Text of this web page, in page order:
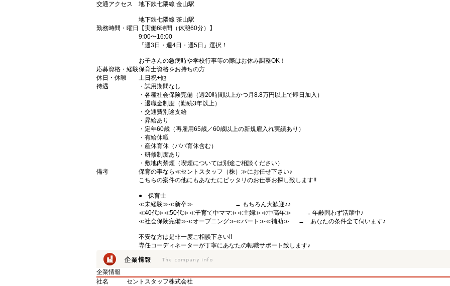
交通アクセス
地下鉄七隈線 金山駅
地下鉄七隈線 茶山駅
勤務時間・曜日
【実働6時間（休憩60分）】
9:00〜16:00
『週3日・週4日・週5日』選択！
お子さんの急病時や学校行事等の際はお休み調整OK！
応募資格・経験保育士資格をお持ちの方
休日・休暇
土日祝+他
待遇
・試用期間なし
・各種社会保険完備（週20時間以上かつ月8.8万円以上で即日加入）
・退職金制度（勤続3年以上）
・交通費別途支給
・昇給あり
・定年60歳（再雇用65歳／60歳以上の新規雇入れ実績あり）
・有給休暇
・産休育休（パパ育休含む）
・研修制度あり
・敷地内禁煙（喫煙については別途ご相談ください）
備考
保育の事なら≪セントスタッフ（株）≫にお任せ下さい♪
こちらの案件の他にもあなたにピッタリのお仕事お探し致します!!
● 保育士
≪未経験≫≪新卒≫ → もちろん大歓迎♪♪
≪40代≫≪50代≫≪子育て中ママ≫≪主婦≫≪中高年≫ → 年齢問わず活躍中♪
≪社会保険完備≫≪オープニング≫≪パート≫≪補助≫ → あなたの条件全て伺います♪
不安な方は是非一度ご相談下さい!!
専任コーディネーターが丁寧にあなたの転職サポート致します♪
企業情報
社名
セントスタッフ株式会社